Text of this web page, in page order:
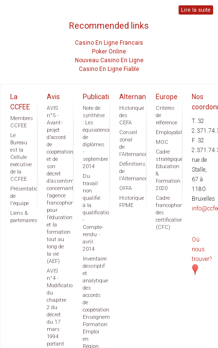
Lire la suite
Recommended links
Casino En Ligne Francais
Poker Online
Nouveau Casino En Ligne
Casino En Ligne Fiable
La
CCFEE
Membres
CCFEE
Le
Bureau
est la
Cellule
exécutive
de la
CCFEE
Présentation
de
l'équipe
Liens &
partenaires
Avis
AVIS
n°5 -
Avant-
projet
d’accord
de
coopération
et de
son
décret
d’assentiment
concernant
l’agence
francophone
pour
l’éducation
et la
formation
tout au
long de
la vie
(AEF)
AVIS
n°4 -
Modification
du
chapitre
2 du
décret
du 17
mars
1994
portant
Publications
Note de
synthèse
: Les
équivalences
de
diplômes
-
septembre
2014
Du
travail
non
qualifié
à la
qualification
-
Compte-
rendu -
avril
2014
Inventaire
descriptif
et
analytique
des
accords
de
coopération
Enseignement
Formation
Emploi
en
Région
Alternance
Historique
des
CEFA
Conseil
zonal
de
l'Alternance
Définitions
de
l'Alternance
OFFA
Historique
FPME
Europe
Critères
de
référence
Employabilité
MOC
Cadre
stratégique
Education
&
Formation
2020
Cadre
francophone
des
certifications
(CFC)
Nos
T. 32
F. 32
rue de
Stalle,
67 à
1180
Bruxelles
Où
nous
trouver?